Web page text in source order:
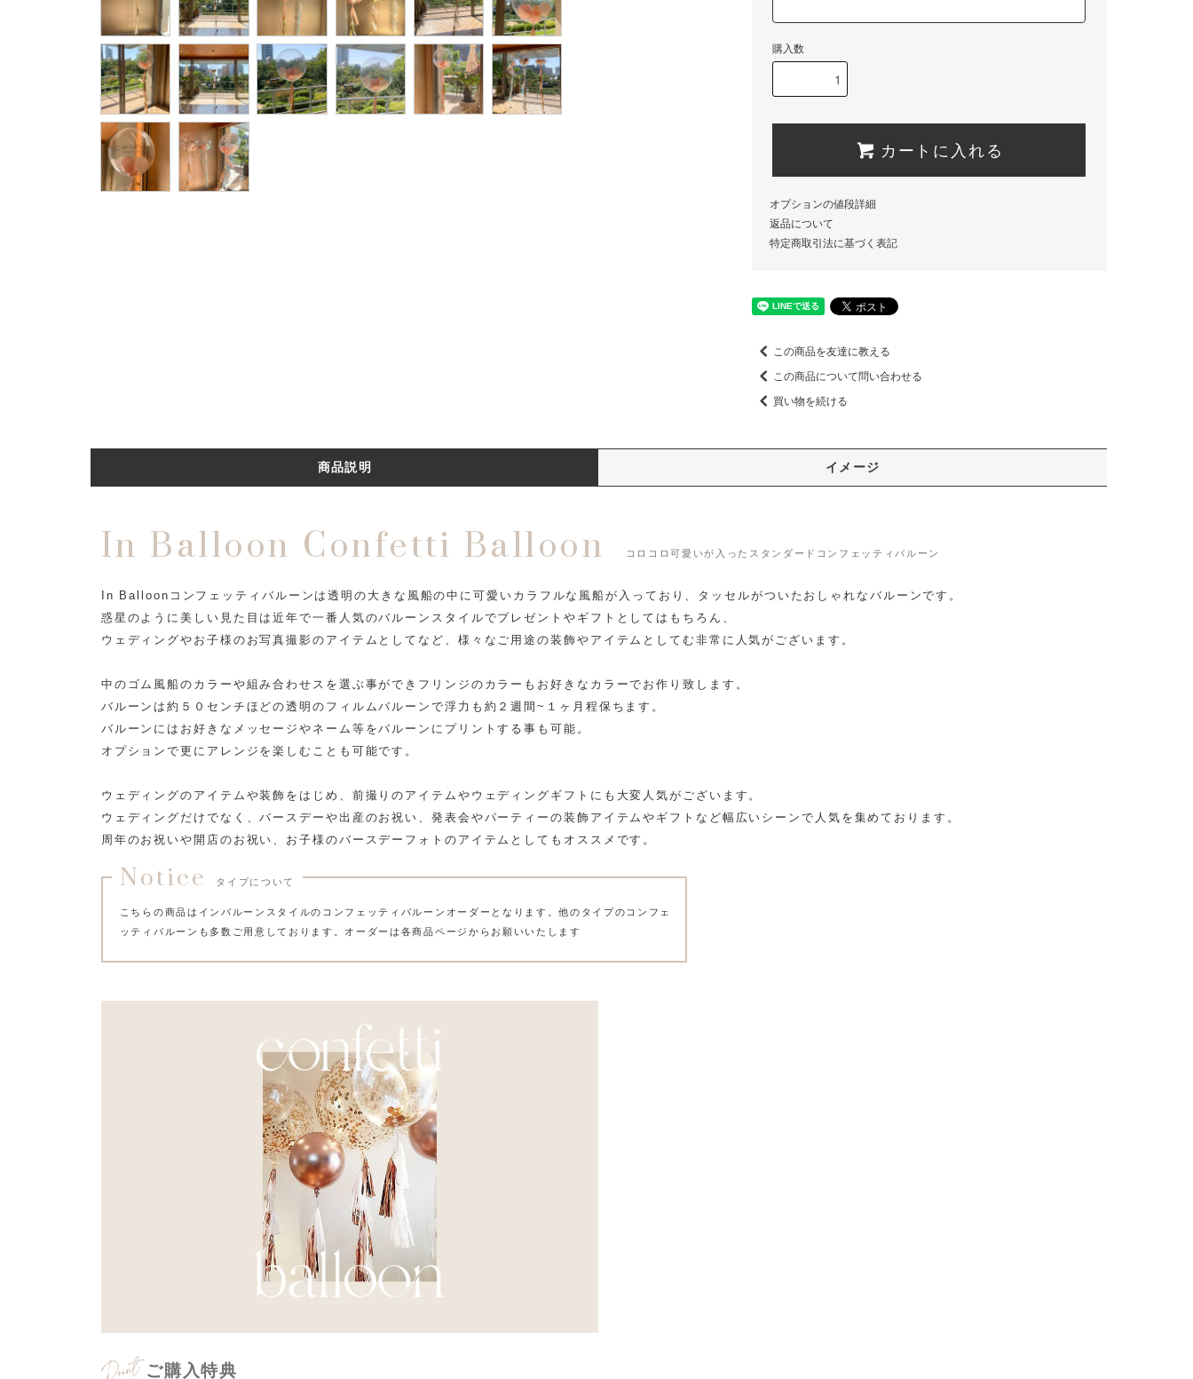
購入数
カートに入れる
オプションの値段詳細
返品について
特定商取引法に基づく表記
この商品を友達に教える
この商品について問い合わせる
買い物を続ける
商品説明 イメージ
In Balloon Confetti Balloon コロコロ可愛いが入ったスタンダードコンフェッティバルーン
In Balloonコンフェッティバルーンは透明の大きな風船の中に可愛いカラフルな風船が入っており、タッセルがついたおしゃれなバルーンです。
惑星のように美しい見た目は近年で一番人気のバルーンスタイルでプレゼントやギフトとしてはもちろん、
ウェディングやお子様のお写真撮影のアイテムとしてなど、様々なご用途の装飾やアイテムとしてむ非常に人気がございます。
中のゴム風船のカラーや組み合わせスを選ぶ事ができフリンジのカラーもお好きなカラーでお作り致します。
バルーンは約５０センチほどの透明のフィルムバルーンで浮力も約２週間~１ヶ月程保ちます。
バルーンにはお好きなメッセージやネーム等をバルーンにプリントする事も可能。
オプションで更にアレンジを楽しむことも可能です。
ウェディングのアイテムや装飾をはじめ、前撮りのアイテムやウェディングギフトにも大変人気がございます。
ウェディングだけでなく、バースデーや出産のお祝い、発表会やパーティーの装飾アイテムやギフトなど幅広いシーンで人気を集めております。
周年のお祝いや開店のお祝い、お子様のバースデーフォトのアイテムとしてもオススメです。
Notice タイプについて
こちらの商品はインバルーンスタイルのコンフェッティバルーンオーダーとなります。他のタイプのコンフェ
ッティバルーンも多数ご用意しております。オーダーは各商品ページからお願いいたします
ご購入特典